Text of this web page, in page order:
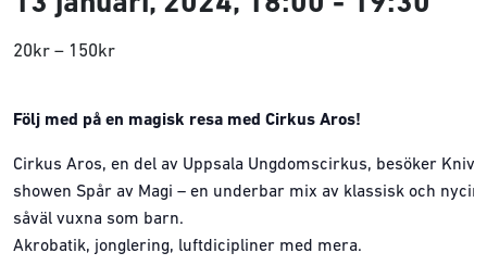
20kr – 150kr
Följ med på en magisk resa med Cirkus Aros!
Cirkus Aros, en del av Uppsala Ungdomscirkus, besöker
showen Spår av Magi – en underbar mix av klassisk och
såväl vuxna som barn.
Akrobatik, jonglering, luftdicipliner med mera.